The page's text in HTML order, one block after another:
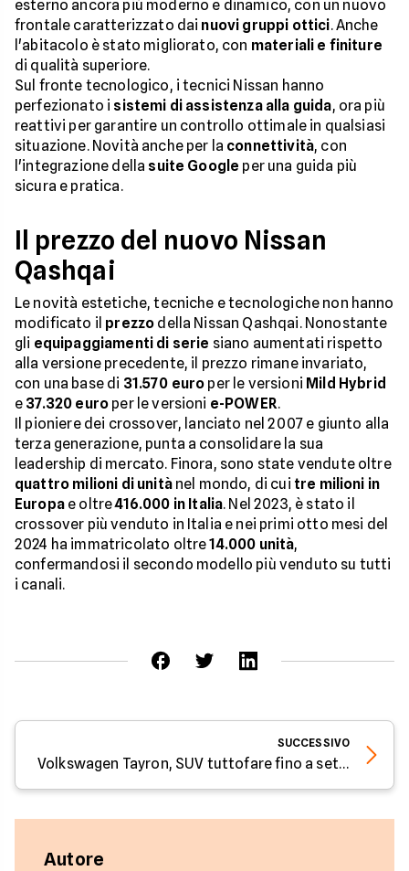
esterno ancora più moderno e dinamico, con un nuovo
frontale caratterizzato dai nuovi gruppi ottici. Anche
l'abitacolo è stato migliorato, con materiali e finiture
di qualità superiore.
Sul fronte tecnologico, i tecnici Nissan hanno
perfezionato i sistemi di assistenza alla guida, ora più
reattivi per garantire un controllo ottimale in qualsiasi
situazione. Novità anche per la connettività, con
l'integrazione della suite Google per una guida più
sicura e pratica.
Il prezzo del nuovo Nissan
Qashqai
Le novità estetiche, tecniche e tecnologiche non hanno
modificato il prezzo della Nissan Qashqai. Nonostante
gli equipaggiamenti di serie siano aumentati rispetto
alla versione precedente, il prezzo rimane invariato,
con una base di 31.570 euro per le versioni Mild Hybrid
e 37.320 euro per le versioni e-POWER.
Il pioniere dei crossover, lanciato nel 2007 e giunto alla
terza generazione, punta a consolidare la sua
leadership di mercato. Finora, sono state vendute oltre
quattro milioni di unitànel mondo, di cui tre milioni in
Europae oltre416.000 in Italia. Nel 2023, è stato il
crossover più venduto in Italia e nei primi otto mesi del
2024 ha immatricolato oltre14.000 unità,
confermandosi il secondo modello più venduto su tutti
i canali.
SUCCESSIVO
Volkswagen Tayron, SUV tuttofare fino a sette posti - Parola all'esperto di Facile.it
Autore